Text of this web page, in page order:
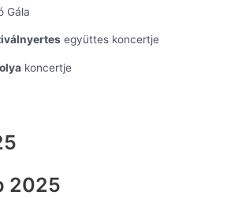
Gála
együttes koncertje
koncertje
2025